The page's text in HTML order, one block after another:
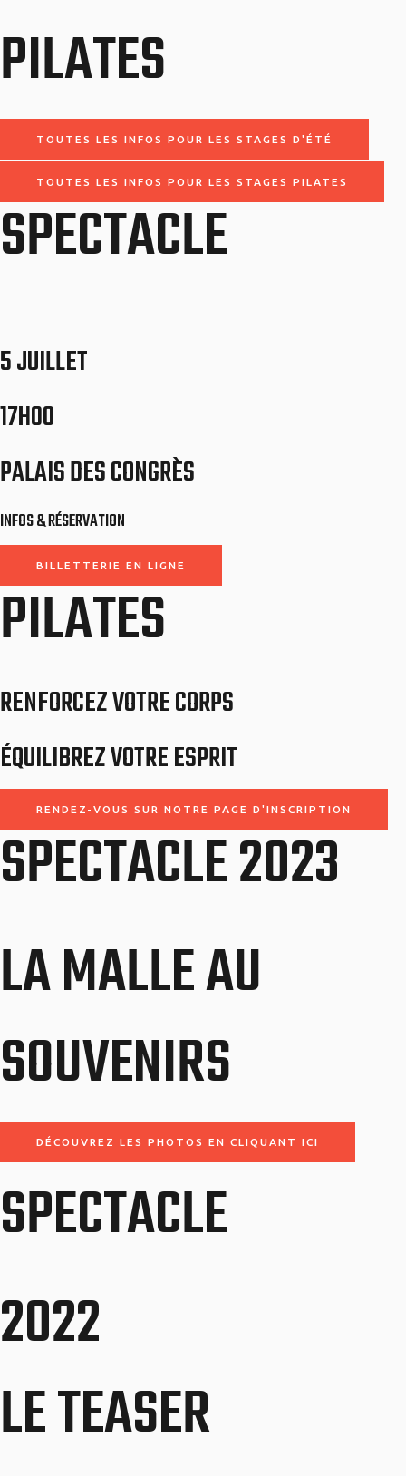
PILATES
TOUTES LES INFOS POUR LES STAGES D'ÉTÉ
TOUTES LES INFOS POUR LES STAGES PILATES
SPECTACLE
5 JUILLET
17H00
PALAIS DES CONGRÈS
INFOS & RÉSERVATION
BILLETTERIE EN LIGNE​
PILATES
RENFORCEZ VOTRE CORPS
ÉQUILIBREZ VOTRE ESPRIT
RENDEZ-VOUS SUR NOTRE PAGE D'INSCRIPTION
SPECTACLE 2023
LA MALLE AU
SOUVENIRS
DÉCOUVREZ LES PHOTOS EN CLIQUANT ICI
SPECTACLE
2022
LE TEASER